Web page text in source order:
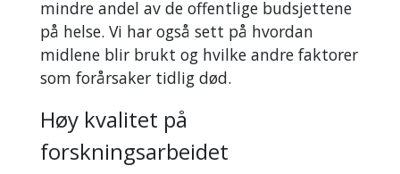
mindre andel av de offentlige budsjettene
på helse. Vi har også sett på hvordan
midlene blir brukt og hvilke andre faktorer
som forårsaker tidlig død.
Høy kvalitet på
forskningsarbeidet